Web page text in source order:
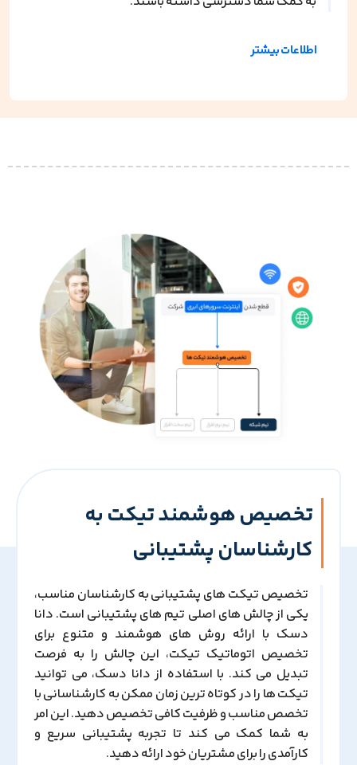
اطلاعات بیشتر
تخصیص هوشمند تیکت به
کارشناسان پشتیبانی
تخصیص تیکت های پشتیبانی به کارشناسان مناسب،
یکی از چالش های اصلی تیم های پشتیبانی است. دانا
دسک با ارائه روش های هوشمند و متنوع برای
تخصیص اتوماتیک تیکت، این چالش را به فرصت
تبدیل می کند. با استفاده از دانا دسک، می توانید
تیکت ها را در کوتاه ترین زمان ممکن به کارشناسانی با
تخصص مناسب و ظرفیت کافی تخصیص دهید. این امر
به شما کمک می کند تا تجربه پشتیبانی سریع و
کارآمدی را برای مشتریان خود ارائه دهید.